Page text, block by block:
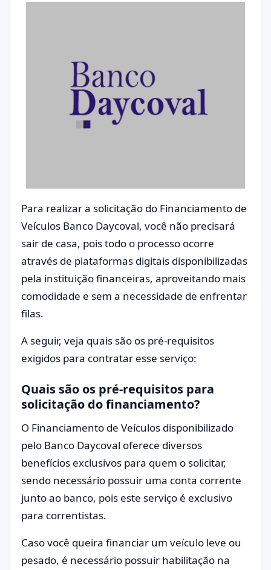
Para realizar a solicitação do Financiamento de
Veículos Banco Daycoval, você não precisará
sair de casa, pois todo o processo ocorre
através de plataformas digitais disponibilizadas
pela instituição financeiras, aproveitando mais
comodidade e sem a necessidade de enfrentar
filas.
A seguir, veja quais são os pré-requisitos
exigidos para contratar esse serviço:
Quais são os pré-requisitos para
solicitação do financiamento?
O Financiamento de Veículos disponibilizado
pelo Banco Daycoval oferece diversos
benefícios exclusivos para quem o solicitar,
sendo necessário possuir uma conta corrente
junto ao banco, pois este serviço é exclusivo
para correntistas.
Caso você queira financiar um veículo leve ou
pesado, é necessário possuir habilitação na